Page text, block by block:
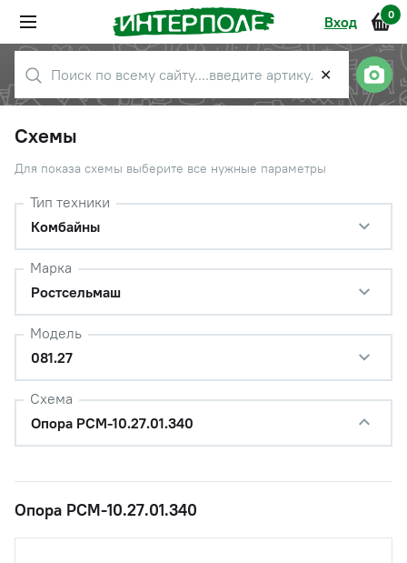
Вход 0
✕
Схемы
Для показа схемы выберите все нужные параметры
Тип техники
Комбайны
Марка
Ростсельмаш
Модель
081.27
Схема
Опора РСМ-10.27.01.340
Опора РСМ-10.27.01.340